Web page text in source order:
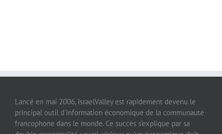
Lancé en mai 2006, IsraelValley est rapidement devenu le
principal outil d’information économique de la communauté
francophone dans le monde. Ce succès s’explique par sa